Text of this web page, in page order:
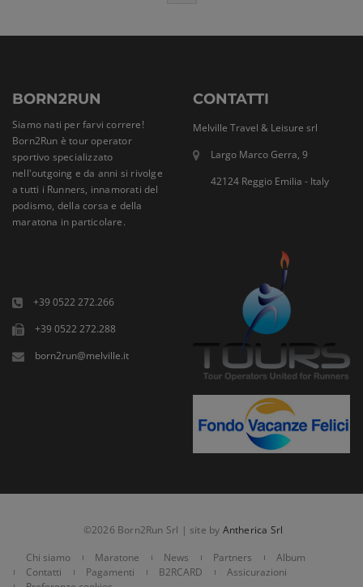
BORN2RUN
Siamo nati per farvi correre!
Born2Run è tour operator
sportivo specializzato
nell'outgoing e da anni si rivolge
a tutti i Runners, innamorati del
podismo, della corsa e della
maratona in particolare.
CONTATTI
Melville Travel & Leisure srl
Largo Marco Gerra, 9
42124 Reggio Emilia - Italy
+39 0522 272.266
+39 0522 272.288
born2run@melville.it
©2026 Born2Run Srl | site by Antherica Srl
Chi siamo
Maratone News Partners
Album
Contatti
Pagamenti B2RCARD
Assicurazioni